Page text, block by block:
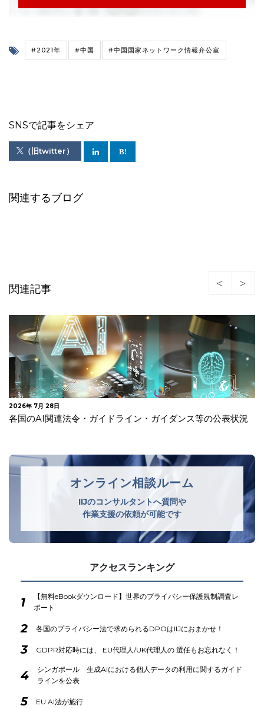
#2021年 #中国 #中国国家ネットワーク情報弁公室
SNSで記事をシェア
（旧twitter）
関連するブログ
関連記事
2026年 7月 27日
【更新】EUがAI法一部改正を採択
オンライン相談ルーム
IIJのコンサルタントへ質問や
作業支援の依頼が可能です
アクセスランキング
1
【無料eBookダウンロード】世界のプライバシー保護規制調査レ
ポート
2 各国のプライバシー法で求められるDPOはIIJにおまかせ！
3 GDPR対応時には、 EU代理人/UK代理人の 選任もお忘れなく！
4
シンガポール 生成AIにおける個人データの利用に関するガイド
ラインを公表
5 EU AI法が施行